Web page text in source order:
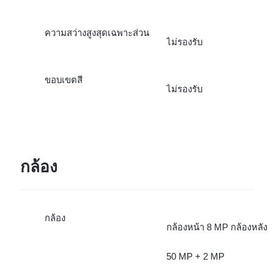
ความสว่างสูงสุดเฉพาะส่วน
ไม่รองรับ
ขอบเขตสี
ไม่รองรับ
กล้อง
กล้อง
กล้องหน้า 8 MP กล้องหลัง
50 MP + 2 MP